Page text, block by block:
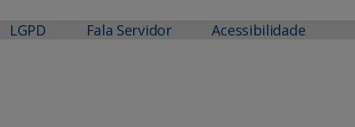
LGPD Fala Servidor Acessibilidade